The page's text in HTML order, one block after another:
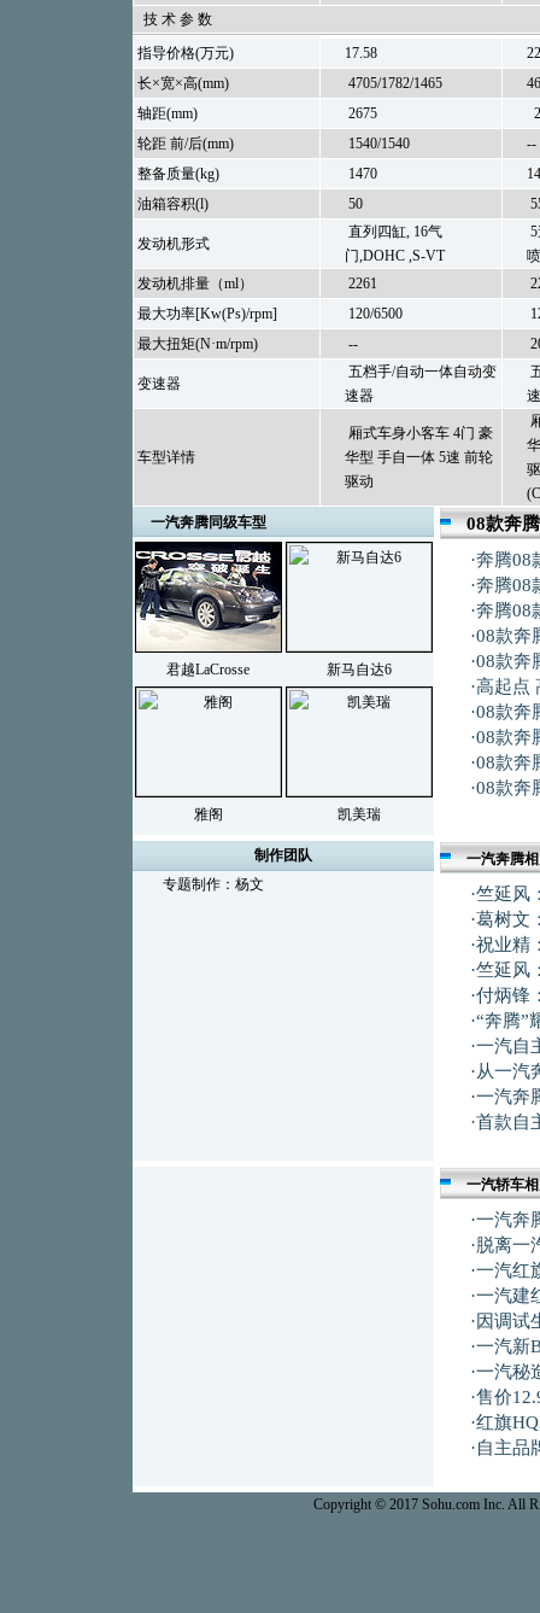
技 术 参 数
指导价格(万元)
17.58
长×宽×高(mm)
4705/1782/1465
轴距(mm)
2675
轮距 前/后(mm)
1540/1540
--
整备质量(kg)
1470
油箱容积(l)
50
发动机形式
直列四缸, 16气
门,DOHC ,S-VT
发动机排量（ml）
2261
最大功率[Kw(Ps)/rpm]
120/6500
最大扭矩(N·m/rpm)
--
变速器
五档手/自动一体自动变
速器
车型详情
厢式车身小客车 4门 豪
华型 手自一体 5速 前轮
驱动
一汽奔腾同级车型
君越LaCrosse 新马自达6
雅阁 凯美瑞
08款奔
·奔腾08
·奔腾08
·奔腾08
·08款奔
·08款奔
·高起点
·08款奔
·08款奔
·08款奔
·08款奔
制作团队
专题制作：杨文
一汽奔腾
·竺延风
·葛树文
·祝业精
·竺延风
·付炳锋
·“奔腾”
·一汽自
·从一汽
·一汽奔
·首款自
一汽轿车
·一汽奔
·脱离一
·一汽红
·一汽建
·因调试
·一汽新
·一汽秘
·售价
·红旗
·自主品
Copyright © 2017 Sohu.com Inc. All